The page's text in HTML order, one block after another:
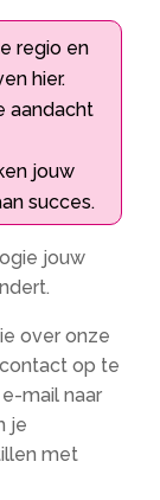
regio en
hier.​
aandacht
jouw
succes.​
jouw
over onze
op te
mail naar
je
met